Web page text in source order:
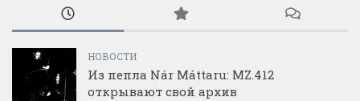
НОВОСТИ
Из пепла Nár Máttaru: MZ.412
открывают свой архив